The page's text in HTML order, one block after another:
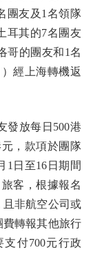
團友及1名領隊
耳其的7名團友
哥的團友和1名
經上海轉機返
放每日500港
，款項於團隊
1日至16日期間
客，根據報名
非航空公司或
轉報其他旅行
付700元行政